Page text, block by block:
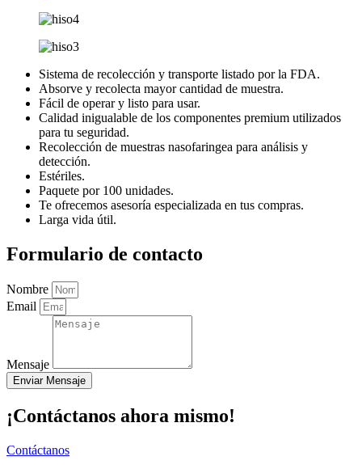
Sistema de recolección y transporte listado por la FDA.
Absorve y recolecta mayor cantidad de muestra.
Fácil de operar y listo para usar.
Calidad inigualable de los componentes premium utilizados
para tu seguridad.
Recolección de muestras nasofaringea para análisis y
detección.
Estériles.
Paquete por 100 unidades.
Te ofrecemos asesoría especializada en tus compras.
Larga vida útil.
Formulario de contacto
Nombre
Email
Mensaje
Enviar Mensaje
¡Contáctanos ahora mismo!
Contáctanos